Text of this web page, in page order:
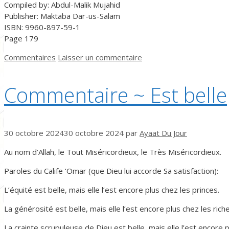
Compiled by: Abdul-Malik Mujahid
Publisher: Maktaba Dar-us-Salam
ISBN: 9960-897-59-1
Page 179
Catégories
Commentaires Laisser un commentaire
Commentaire ~ Est belle
30 octobre 202430 octobre 2024 par Ayaat Du Jour
Au nom d’Allah, le Tout Miséricordieux, le Très Miséricordieux.
Paroles du Calife ‘Omar (que Dieu lui accorde Sa satisfaction):
L’équité est belle, mais elle l’est encore plus chez les princes.
La générosité est belle, mais elle l’est encore plus chez les